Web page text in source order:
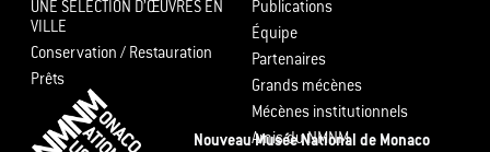
UNE SÉLECTION D’ŒUVRES EN
VILLE
Conservation / Restauration
Prêts
Publications
Équipe
Partenaires
Grands mécènes
Mécènes institutionnels
Amis du NMNM
Nouveau Musée National de Monaco